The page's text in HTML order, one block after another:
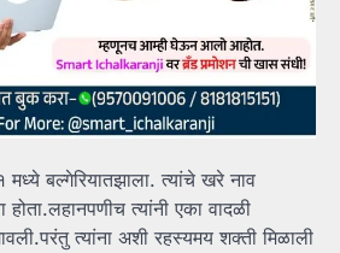
मध्ये बल्गेरियातझाला. त्यांचे खरे नाव
होता.लहानपणीच त्यांनी एका वादळी
त्यांना अशी रहस्यमय शक्ती मिळाली